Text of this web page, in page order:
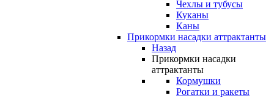
Чехлы и тубусы
Куканы
Каны
Прикормки насадки аттрактанты
Назад
Прикормки насадки
аттрактанты
Кормушки
Рогатки и ракеты